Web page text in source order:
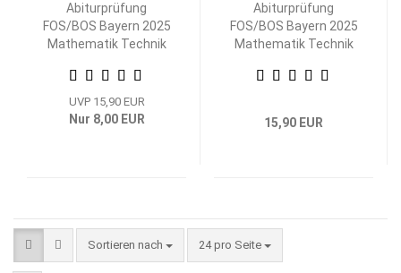
Abiturprüfung
FOS/BOS Bayern 2025
Mathematik Technik
UVP 15,90 EUR
Nur 8,00 EUR
Abiturprüfung
FOS/BOS Bayern 2025
Mathematik Technik
15,90 EUR
Sortieren nach
Sortieren nach 24 pro Seite
pro Seite